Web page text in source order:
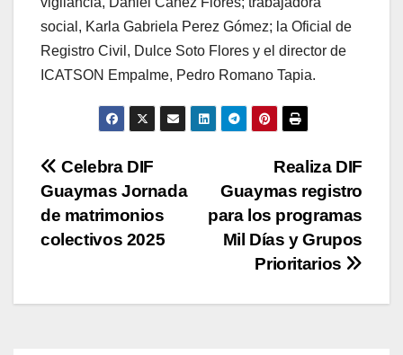
social, Karla Gabriela Perez Gómez; la Oficial de
Registro Civil, Dulce Soto Flores y el director de
ICATSON Empalme, Pedro Romano Tapia.
Navegación
de
entradas
Realiza DIF
Guaymas registro
para los programas
Mil Días y Grupos
Prioritarios
Celebra DIF
Guaymas Jornada
de matrimonios
colectivos 2025